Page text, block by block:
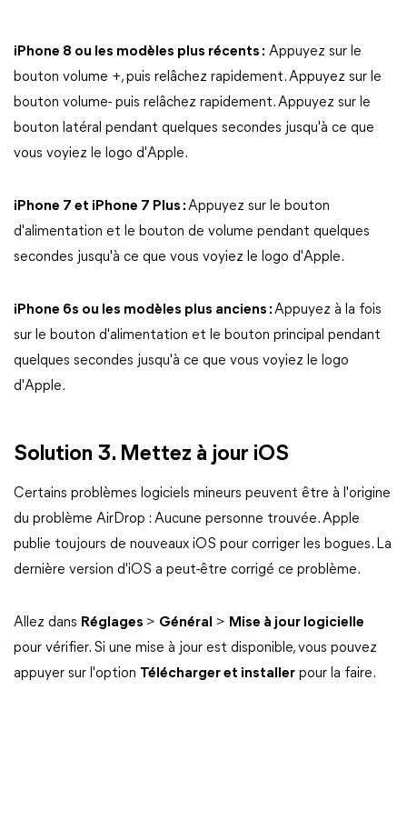
iPhone 8 ou les modèles plus récents : Appuyez sur le
bouton volume +, puis relâchez rapidement. Appuyez sur le
bouton volume- puis relâchez rapidement. Appuyez sur le
bouton latéral pendant quelques secondes jusqu'à ce que
vous voyiez le logo d'Apple.
iPhone 7 et iPhone 7 Plus :Appuyez sur le bouton
d'alimentation et le bouton de volume pendant quelques
secondes jusqu'à ce que vous voyiez le logo d'Apple.
iPhone 6s ou les modèles plus anciens :Appuyez à la fois
sur le bouton d'alimentation et le bouton principal pendant
quelques secondes jusqu'à ce que vous voyiez le logo
d'Apple.
Solution 3. Mettez à jour iOS
Certains problèmes logiciels mineurs peuvent être à l'origine
du problème AirDrop : Aucune personne trouvée. Apple
publie toujours de nouveaux iOS pour corriger les bogues. La
dernière version d'iOS a peut-être corrigé ce problème.
Allez dans Réglages > Général > Mise à jour logicielle
pour vérifier. Si une mise à jour est disponible, vous pouvez
appuyer sur l'option Télécharger et installer pour la faire.